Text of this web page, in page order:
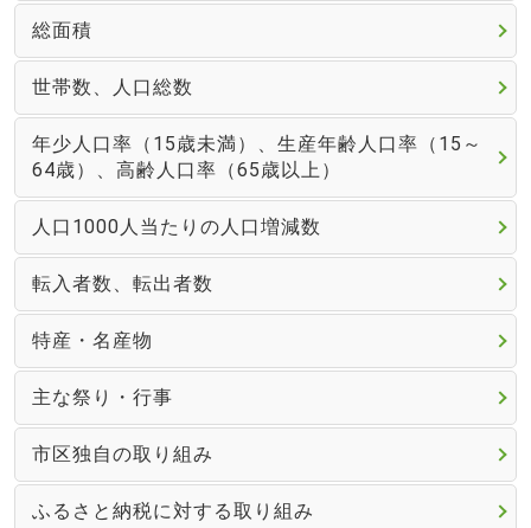
総面積
世帯数、人口総数
年少人口率（15歳未満）、生産年齢人口率（15～
64歳）、高齢人口率（65歳以上）
人口1000人当たりの人口増減数
転入者数、転出者数
特産・名産物
主な祭り・行事
市区独自の取り組み
ふるさと納税に対する取り組み